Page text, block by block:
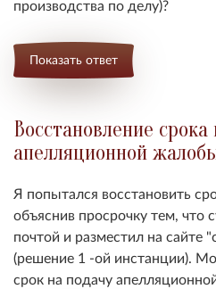
производства по делу)?
Показать ответ
Восстановление срока
апелляционной
Я попытался восстановить
объяснив просрочку тем, что
почтой и разместил на сайте
(решение 1 -ой инстанции).
срок на подачу